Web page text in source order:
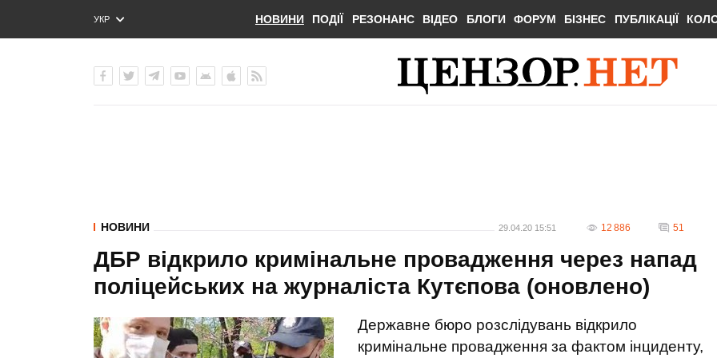
УКР
ENG
НОВИНИ ПОДІЇ РЕЗОНАНС ВІДЕО БЛОГИ ФОРУМ БІЗНЕС ПУБЛІКАЦІЇ
НОВИНИ 29.04.20 15:51 12 886 51
ДБР відкрило кримінальне провадження через напад
поліцейських на журналіста Кутєпова (оновлено)
Державне бюро розслідувань відкрило
кримінальне провадження за фактом інциденту,